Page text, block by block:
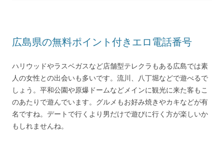
広島県の無料ポイント付きエロ電話番号
ハリウッドやラスベガスなど店舗型テレクラもある広島では素
人の女性との出会いも多いです。流川、八丁堀などで遊べるで
しょう。平和公園や原爆ドームなどメインに観光に来た客もこ
のあたりで遊んでいます。グルメもお好み焼きやカキなどが有
名ですね。デートで行くより男だけで遊びに行く方が楽しいか
もしれませんね。